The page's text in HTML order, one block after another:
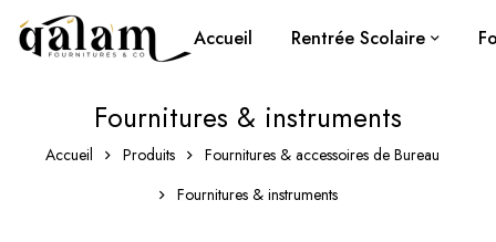
Accueil Rentrée Scolaire
Fournitures & instruments
Accueil Produits
Fournitures & accessoires de Bureau
Fournitures & instruments